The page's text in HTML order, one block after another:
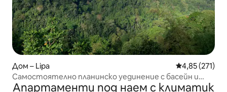
Дом – Lipa Средна
4,85 (271)
Самостоятелно планинско уединение с басейн и
гледка към езерото
Апартаменти под наем с климатик